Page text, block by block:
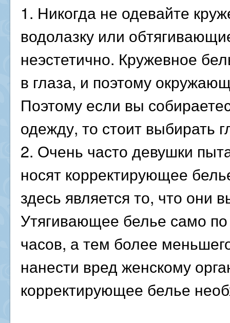
1. Никогда не одевайте
водолазку или
неэстетично. Кружевное
в глаза, и поэтому
Поэтому если вы
одежду, то стоит выбирать
2. Очень часто девушки
носят корректирующее
здесь является то, что
Утягивающее белье само
часов, а тем более
нанести вред женскому
корректирующее белье